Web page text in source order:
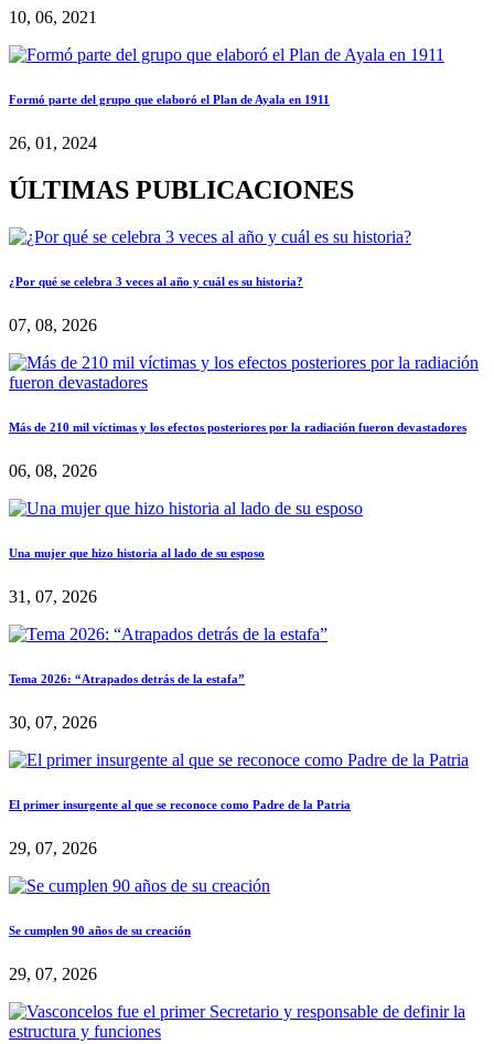
10, 06, 2021
Formó parte del grupo que elaboró el Plan de Ayala en 1911
26, 01, 2024
ÚLTIMAS PUBLICACIONES
¿Por qué se celebra 3 veces al año y cuál es su historia?
07, 08, 2026
Más de 210 mil víctimas y los efectos posteriores por la radiación fueron devastadores
06, 08, 2026
Una mujer que hizo historia al lado de su esposo
31, 07, 2026
Tema 2026: “Atrapados detrás de la estafa”
30, 07, 2026
El primer insurgente al que se reconoce como Padre de la Patria
29, 07, 2026
Se cumplen 90 años de su creación
29, 07, 2026